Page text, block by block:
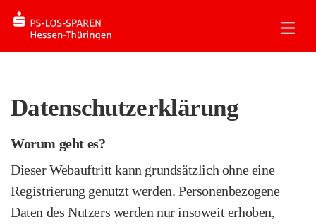
Datenschutzerklärung
Worum geht es?
Dieser Webauftritt kann grundsätzlich ohne eine
Registrierung genutzt werden. Personenbezogene
Daten des Nutzers werden nur insoweit erhoben,